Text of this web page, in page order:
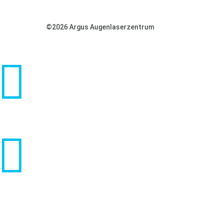
©2026 Argus Augenlaserzentrum

